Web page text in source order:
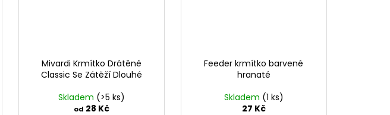
Mivardi Krmítko Drátěné
Classic Se Zátěží Dlouhé
Skladem (>5 ks)
od 28 Kč
Feeder krmítko barvené
hranaté
Skladem (1 ks)
27 Kč